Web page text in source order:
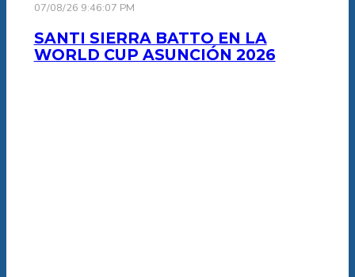
07/08/26 9:46:07 PM
SANTI SIERRA BATTO EN LA
WORLD CUP ASUNCIÓN 2026